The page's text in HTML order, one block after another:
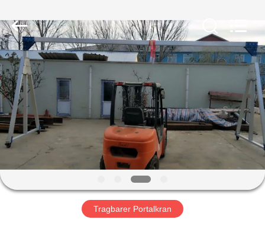
HAUS
PRODUKTE
ÜBER
UNS
FABRIK-
Co.,
Ltd..
All
Rights
Reserved.
Tragbarer Portalkran